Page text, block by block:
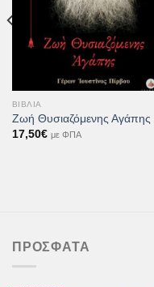
ΒΙΒΛΊΑ
Ζωή Θυσιαζόμενης Αγάπης
17,50€ με ΦΠΑ
ΠΡΌΣΦΑΤΑ